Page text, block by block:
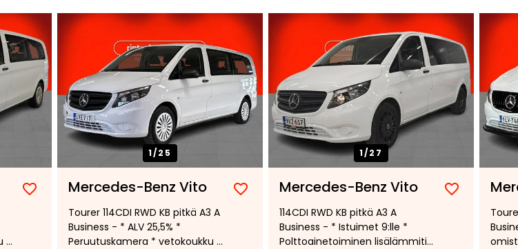
Lisää
suosikiksi
Poista
suosikeista
*
1/25
Mercedes-Benz Vito
Lisää
suosikiksi
Poista
suosikeista
Tourer 114CDI RWD KB pitkä A3 A
Business - * ALV 25,5% *
Peruutuskamera * vetokoukku *
1/27
Mercedes-Benz Vito
Lisää
suosikiksi
Poista
114CDI RWD KB pitkä A3 A
Business - * Istuimet 9:lle *
Polttoainetoiminen lisälämmitin